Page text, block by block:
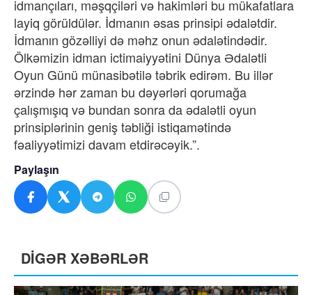
idmançıları, məşqçiləri və hakimləri bu mükafatlara
layiq görüldülər. İdmanın əsas prinsipi ədalətdir.
İdmanın gözəlliyi də məhz onun ədalətindədir.
Ölkəmizin idman ictimaiyyətini Dünya Ədalətli
Oyun Günü münasibətilə təbrik edirəm. Bu illər
ərzində hər zaman bu dəyərləri qorumağa
çalışmışıq və bundan sonra da ədalətli oyun
prinsiplərinin geniş təbliği istiqamətində
fəaliyyətimizi davam etdirəcəyik.”.
Paylaşın
DİGƏR XƏBƏRLƏR